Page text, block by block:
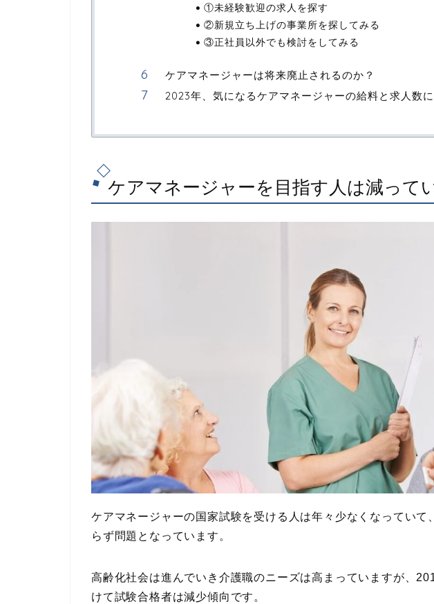
①未経験歓迎の求人を探す
②新規立ち上げの事業所を探してみる
③正社員以外でも検討をしてみる
ケアマネージャーは将来廃止されるのか？
2023年、気になるケアマネージャーの給料と求人数
ケアマネージャーを目指す人は減って
ケアマネージャーの国家試験を受ける人は年々少なくなっていて
らず問題となっています。
高齢化社会は進んでいき介護職のニーズは高まっていますが、
けて試験合格者は減少傾向です。